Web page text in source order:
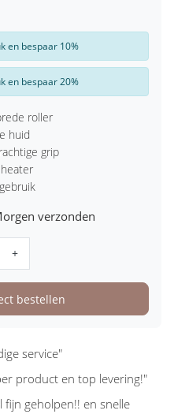
en bespaar 10%
en bespaar 20%
roller
huid
grip
verzonden
+
bestellen
service"
product en top levering!"
fijn geholpen!! en snelle